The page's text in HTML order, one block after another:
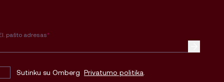
pašto adresas*
Sutinku su Omberg Privatumo politika.